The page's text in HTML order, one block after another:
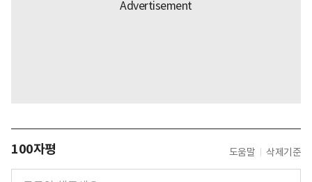
100자평 도움말 삭제기준